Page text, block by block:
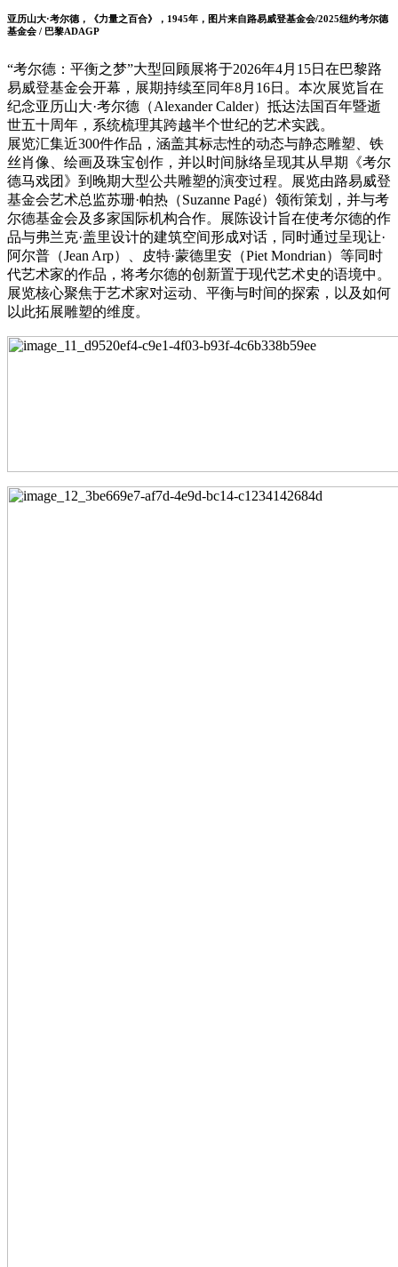
亚历山大·考尔德，《力量之百合》，1945年，图片来自路易威登基金会/2025纽约考尔德
基金会 / 巴黎ADAGP
“考尔德：平衡之梦”大型回顾展将于2026年4月15日在巴黎路
易威登基金会开幕，展期持续至同年8月16日。本次展览旨在
纪念亚历山大·考尔德（Alexander Calder）抵达法国百年暨逝
世五十周年，系统梳理其跨越半个世纪的艺术实践。
展览汇集近300件作品，涵盖其标志性的动态与静态雕塑、铁
丝肖像、绘画及珠宝创作，并以时间脉络呈现其从早期《考尔
德马戏团》到晚期大型公共雕塑的演变过程。展览由路易威登
基金会艺术总监苏珊·帕热（Suzanne Pagé）领衔策划，并与考
尔德基金会及多家国际机构合作。展陈设计旨在使考尔德的作
品与弗兰克·盖里设计的建筑空间形成对话，同时通过呈现让·
阿尔普（Jean Arp）、皮特·蒙德里安（Piet Mondrian）等同时
代艺术家的作品，将考尔德的创新置于现代艺术史的语境中。
展览核心聚焦于艺术家对运动、平衡与时间的探索，以及如何
以此拓展雕塑的维度。